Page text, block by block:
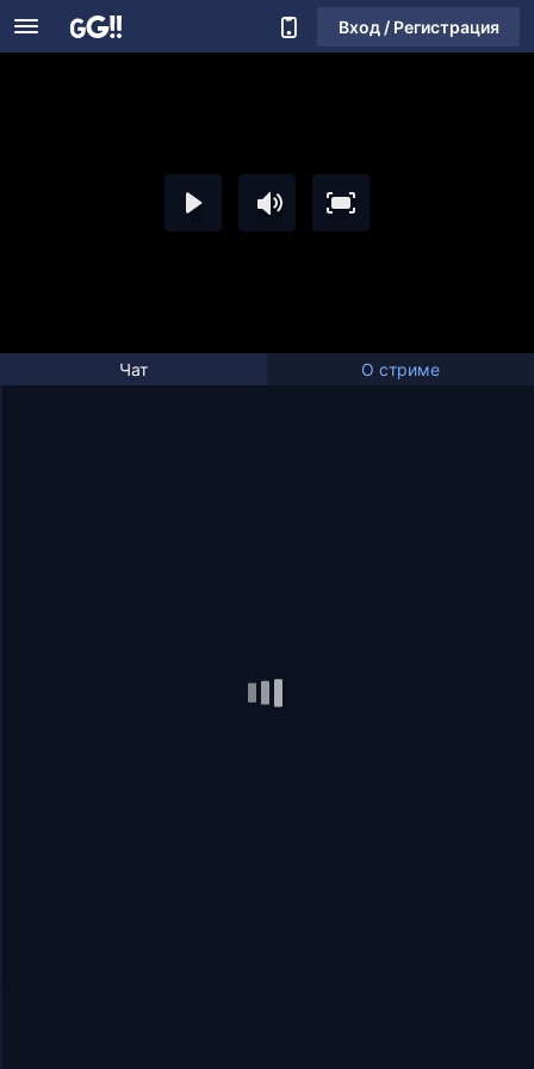
Вход / Регистрация
Чат О стриме